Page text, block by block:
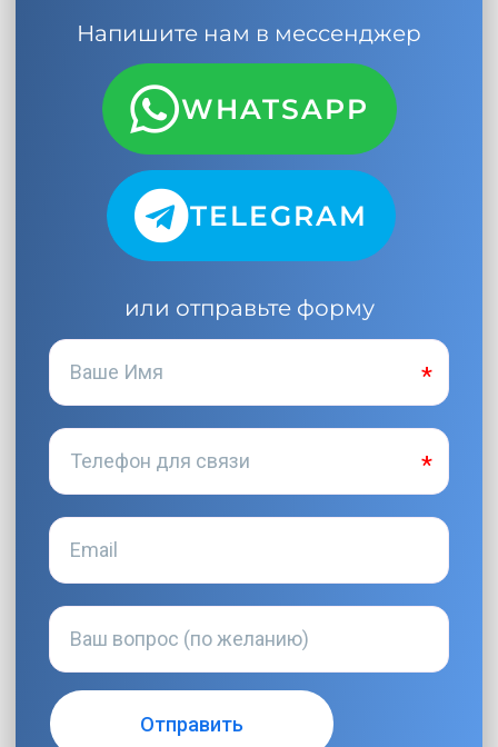
Напишите нам в мессенджер
WHATSAPP
TELEGRAM
или отправьте форму